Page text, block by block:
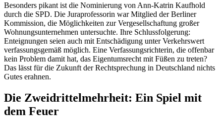
Besonders pikant ist die Nominierung von Ann-Katrin Kaufhold
durch die SPD. Die Juraprofessorin war Mitglied der Berliner
Kommission, die Möglichkeiten zur Vergesellschaftung großer
Wohnungsunternehmen untersuchte. Ihre Schlussfolgerung:
Enteignungen seien auch mit Entschädigung unter Verkehrswert
verfassungsgemäß möglich. Eine Verfassungsrichterin, die offenbar
kein Problem damit hat, das Eigentumsrecht mit Füßen zu treten?
Das lässt für die Zukunft der Rechtsprechung in Deutschland nichts
Gutes erahnen.
Die Zweidrittelmehrheit: Ein Spiel mit
dem Feuer